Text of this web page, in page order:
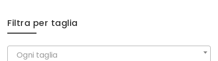
Filtra per taglia
Ogni taglia